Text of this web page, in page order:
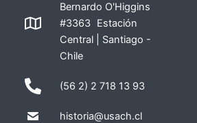
Bernardo O'Higgins
#3363 Estación
Central | Santiago -
Chile
(56 2) 2 718 13 93
historia@usach.cl